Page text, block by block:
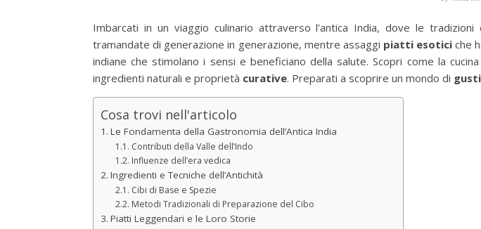
Imbarcati in un viaggio culinario attraverso l’antica India, dove le
tramandate di generazione in generazione, mentre assaggi piatti esotici che
indiane che stimolano i sensi e beneficiano della salute. Scopri come la
ingredienti naturali e proprietà curative. Preparati a scoprire un mondo di
Cosa trovi nell'articolo
Le Fondamenta della Gastronomia dell’Antica India
Contributi della Valle dell’Indo
Influenze dell’era vedica
Ingredienti e Tecniche dell’Antichità
Cibi di Base e Spezie
Metodi Tradizionali di Preparazione del Cibo
Piatti Leggendari e le Loro Storie